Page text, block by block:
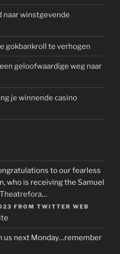
naar winstgevende
gokbankroll te verhogen
geloofwaardige weg naar
je winnende casino
to our fearless
who is receiving the Samuel
…
FROM TWITTER WEB
us next Monday…remember